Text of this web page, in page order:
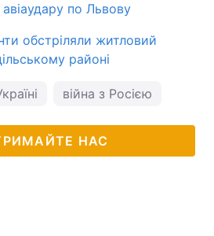
авіаудару по Львову
обстріляли житловий
районі
війна з Росією
НАС